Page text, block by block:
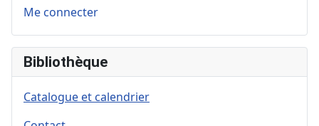
Me connecter
Bibliothèque
Catalogue et calendrier